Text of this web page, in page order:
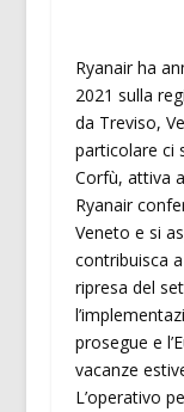
Ryanair ha
2021 sulla
da Treviso,
particolare ci
Corfù, attiva
Ryanair
Veneto e si
contribuisca
ripresa del
prosegue e
vacanze
L’operativo